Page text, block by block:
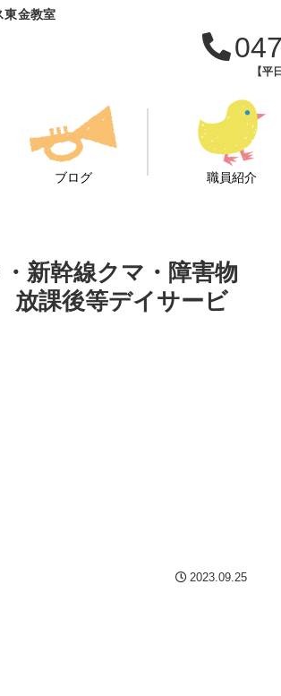
東金教室
【平
ブログ 職員紹介
新幹線クマ・障害物
課後等デイサービ
2023.09.25